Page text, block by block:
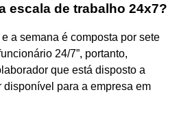
escala de trabalho 24x7?
a semana é composta por sete
24/7”, portanto,
que está disposto a
disponível para a empresa em